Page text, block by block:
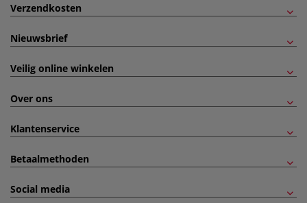
Verzendkosten
Nieuwsbrief
Veilig online winkelen
Over ons
Klantenservice
Betaalmethoden
Social media